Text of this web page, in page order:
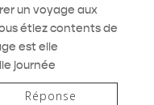
un voyage aux
étiez contents de
est elle
journée
Réponse